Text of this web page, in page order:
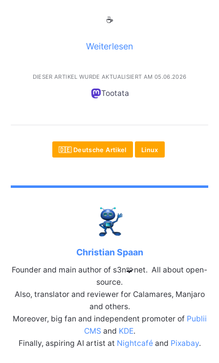
☕
Weiterlesen
DIESER ARTIKEL WURDE AKTUALISIERT AM 05.06.2026
Tootata
🇩🇪 Deutsche Artikel Linux
Christian Spaan
Founder and main author of s3n🧩net. All about open-
source.
Also, translator and reviewer for Calamares, Manjaro
and others.
Moreover, big fan and independent promoter of Publii
CMS and KDE.
Finally, aspiring AI artist at Nightcaféand Pixabay.